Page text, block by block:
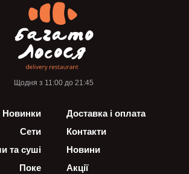
Щодня з 11:00 до 21:45
Новинки
Сети
та суші
Поке
Доставка і оплата
Контакти
Новини
Акції